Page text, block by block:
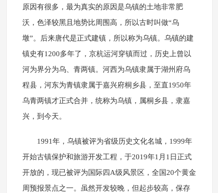
原因有很多，最为真实的原因是乌镇的土地非常肥
沃，色泽较黑且地势比周围高，所以古时叫做“乌
墩”。后来唐代是正式建镇，所以称为乌镇。乌镇的建
镇史有1200多年了，京杭运河穿镇而过，历史上曾以
河为界分为乌、青两镇。河西为乌镇隶属于湖州府乌
程县，河东为青镇隶属于嘉兴府桐乡县，至直1950年
乌青两镇才正式合并，统称为乌镇，属桐乡县，隶嘉
兴，到今天。
1991年，乌镇被评为省级历史文化名城，1999年
开始古镇保护和旅游开发工程，于2019年1月1日正式
开放的，现已被评为国际四A级风景区，全国20个黄金
周预报景点之一。虽然开发较晚，但起步较高，保存